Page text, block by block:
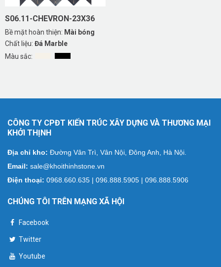
S06.11-CHEVRON-23X36
Bề mặt hoàn thiện: Mài bóng
Chất liệu: Đá Marble
Màu sắc:
CÔNG TY CPĐT KIẾN TRÚC XÂY DỰNG VÀ THƯƠNG MẠI
KHỞI THỊNH
Địa chỉ kho: Đường Vân Trì, Vân Nội, Đông Anh, Hà Nội.
Email: sale@khoithinhstone.vn
Điện thoại: 0968.660.635 | 096.888.5905 | 096.888.5906
CHÚNG TÔI TRÊN MẠNG XÃ HỘI
Facebook
Twitter
Youtube